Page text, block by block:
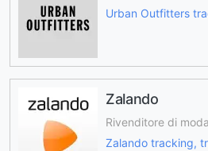
Urban Outfitters
Zalando
Rivenditore di moda
Zalando tracking,